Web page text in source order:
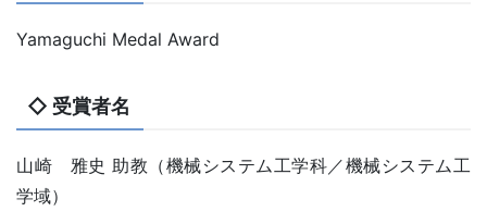
Yamaguchi Medal Award
◇ 受賞者名
山崎 雅史 助教（機械システム工学科／機械システム工
学域）